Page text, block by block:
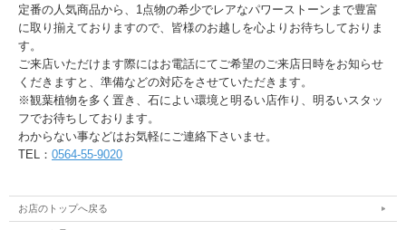
定番の人気商品から、1点物の希少でレアなパワーストーンまで豊富
に取り揃えておりますので、皆様のお越しを心よりお待ちしておりま
す。
ご来店いただけます際にはお電話にてご希望のご来店日時をお知らせ
くだきますと、準備などの対応をさせていただきます。
※観葉植物を多く置き、石によい環境と明るい店作り、明るいスタッ
フでお待ちしております。
わからない事などはお気軽にご連絡下さいませ。
TEL： 0564-55-9020
お店のトップへ戻る